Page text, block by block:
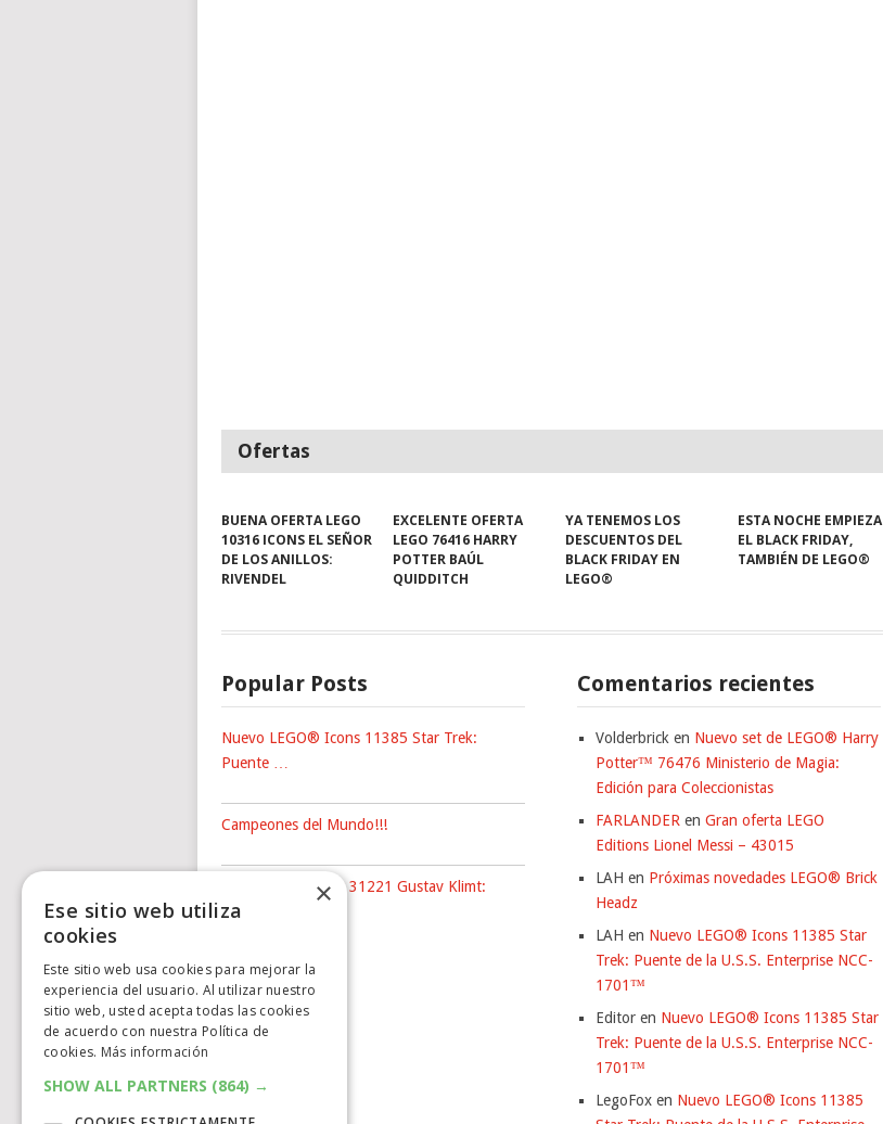
Ofertas
BUENA OFERTA LEGO
10316 ICONS EL SEÑOR
DE LOS ANILLOS:
RIVENDEL
EXCELENTE OFERTA
LEGO 76416 HARRY
POTTER BAÚL
QUIDDITCH
YA TENEMOS LOS
DESCUENTOS DEL
BLACK FRIDAY EN
LEGO®
ESTA NOCHE EMPIEZA
EL BLACK FRIDAY,
TAMBIÉN DE LEGO®
Popular Posts
Nuevo LEGO® Icons 11385 Star Trek:
Puente …
Campeones del Mundo!!!
Nuevo LEGO® Art 31221 Gustav Klimt:
The …
Comentarios recientes
Volderbrick en Nuevo set de LEGO® Harry
Potter™ 76476 Ministerio de Magia:
Edición para Coleccionistas
FARLANDER en Gran oferta LEGO
Editions Lionel Messi – 43015
LAH en Próximas novedades LEGO® Brick
Headz
LAH en Nuevo LEGO® Icons 11385 Star
Trek: Puente de la U.S.S. Enterprise NCC-
1701™
Editoren Nuevo LEGO® Icons 11385 Star
Trek: Puente de la U.S.S. Enterprise NCC-
1701™
LegoFoxen Nuevo LEGO® Icons 11385
×
Ese sitio web utiliza
cookies
Este sitio web usa cookies para mejorar la
experiencia del usuario. Al utilizar nuestro
sitio web, usted acepta todas las cookies
de acuerdo con nuestra Política de
cookies. Más información
SHOW ALL PARTNERS (864) →